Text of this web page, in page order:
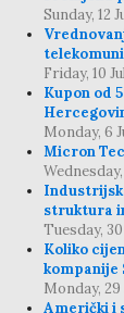
Sunday, 12
Friday, 10
Kupon od
Monday, 6
Micron
struktura
Tuesday,
Koliko
kompanije
Monday, 29
Američki i